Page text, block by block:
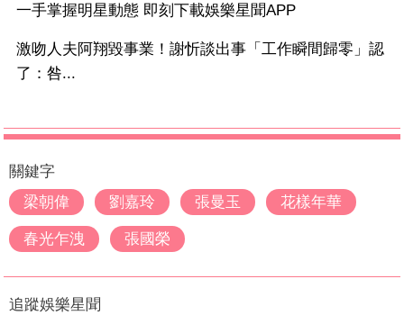
一手掌握明星動態 即刻下載娛樂星聞APP
激吻人夫阿翔毀事業！謝忻談出事「工作瞬間歸零」認
了：咎...
關鍵字
梁朝偉
劉嘉玲 張曼玉 花樣年華
春光乍洩 張國榮
追蹤娛樂星聞